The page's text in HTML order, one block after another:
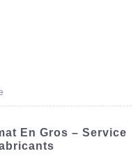
En Gros – Service